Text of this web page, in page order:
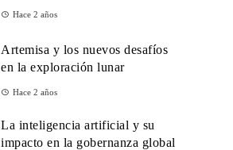
Hace 2 años
Artemisa y los nuevos desafíos
en la exploración lunar
Hace 2 años
La inteligencia artificial y su
impacto en la gobernanza global